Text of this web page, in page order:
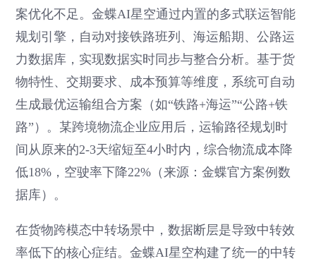
案优化不足。金蝶AI星空通过内置的多式联运智能
规划引擎，自动对接铁路班列、海运船期、公路运
力数据库，实现数据实时同步与整合分析。基于货
物特性、交期要求、成本预算等维度，系统可自动
生成最优运输组合方案（如“铁路+海运”“公路+铁
路”）。某跨境物流企业应用后，运输路径规划时
间从原来的2-3天缩短至4小时内，综合物流成本降
低18%，空驶率下降22%（来源：金蝶官方案例数
据库）。
在货物跨模态中转场景中，数据断层是导致中转效
率低下的核心症结。金蝶AI星空构建了统一的中转